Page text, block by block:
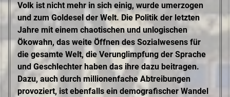
Volk ist nicht mehr in sich einig, wurde umerzogen
und zum Goldesel der Welt. Die Politik der letzten
Jahre mit einem chaotischen und unlogischen
Ökowahn, das weite Öffnen des Sozialwesens für
die gesamte Welt, die Verunglimpfung der Sprache
und Geschlechter haben das ihre dazu beitragen.
Dazu, auch durch millionenfache Abtreibungen
provoziert, ist ebenfalls ein demografischer Wandel